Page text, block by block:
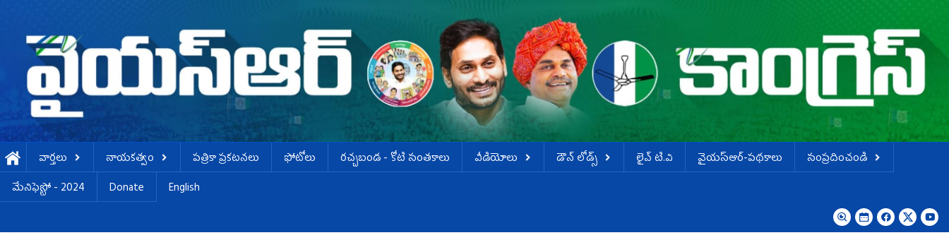
వార్తలు నాయకత్వం పత్రికా ప్రకటనలు ఫోటోలు ర‌చ్చ‌బండ‌ - కోటి సంత‌కాలు వీడియోలు డౌన్ లోడ్స్ లైవ్ టి.వి వైయస్ఆర్-పథకాలు
సంప్రదించండి
మేనిఫెస్టో - 2024
Donate English